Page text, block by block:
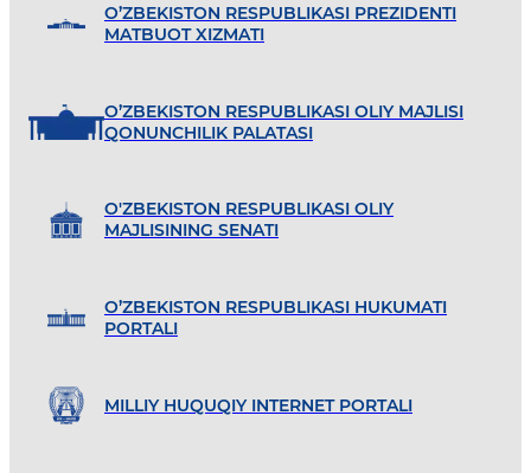
O’ZBEKISTON RESPUBLIKASI PREZIDENTI
MATBUOT XIZMATI
O’ZBEKISTON RESPUBLIKASI OLIY MAJLISI
QONUNCHILIK PALATASI
O'ZBEKISTON RESPUBLIKASI OLIY
MAJLISINING SENATI
O’ZBEKISTON RESPUBLIKASI HUKUMATI
PORTALI
MILLIY HUQUQIY INTERNET PORTALI